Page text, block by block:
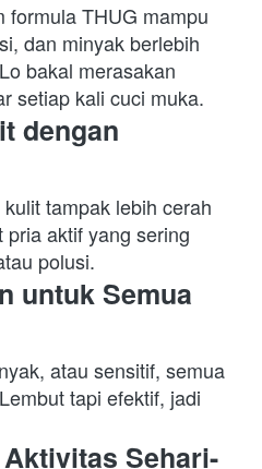
formula THUG mampu
dan minyak berlebih
bakal merasakan
setiap kali cuci muka.
dengan
tampak lebih cerah
aktif yang sering
polusi.
untuk Semua
atau sensitif, semua
tapi efektif, jadi
Sehari-